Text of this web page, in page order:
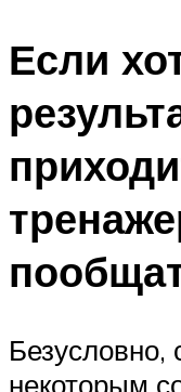
Если
Безусловно,
некоторым